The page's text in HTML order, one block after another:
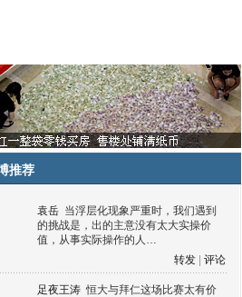
推荐
袁岳 当浮层化现象严重时，我们遇到
的挑战是，出的主意没有太大实操价
值，从事实际操作的人…
转发
评论
足夜王涛 恒大与拜仁这场比赛太有价